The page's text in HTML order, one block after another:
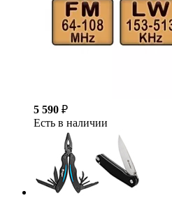
5 590 ₽
Есть в наличии